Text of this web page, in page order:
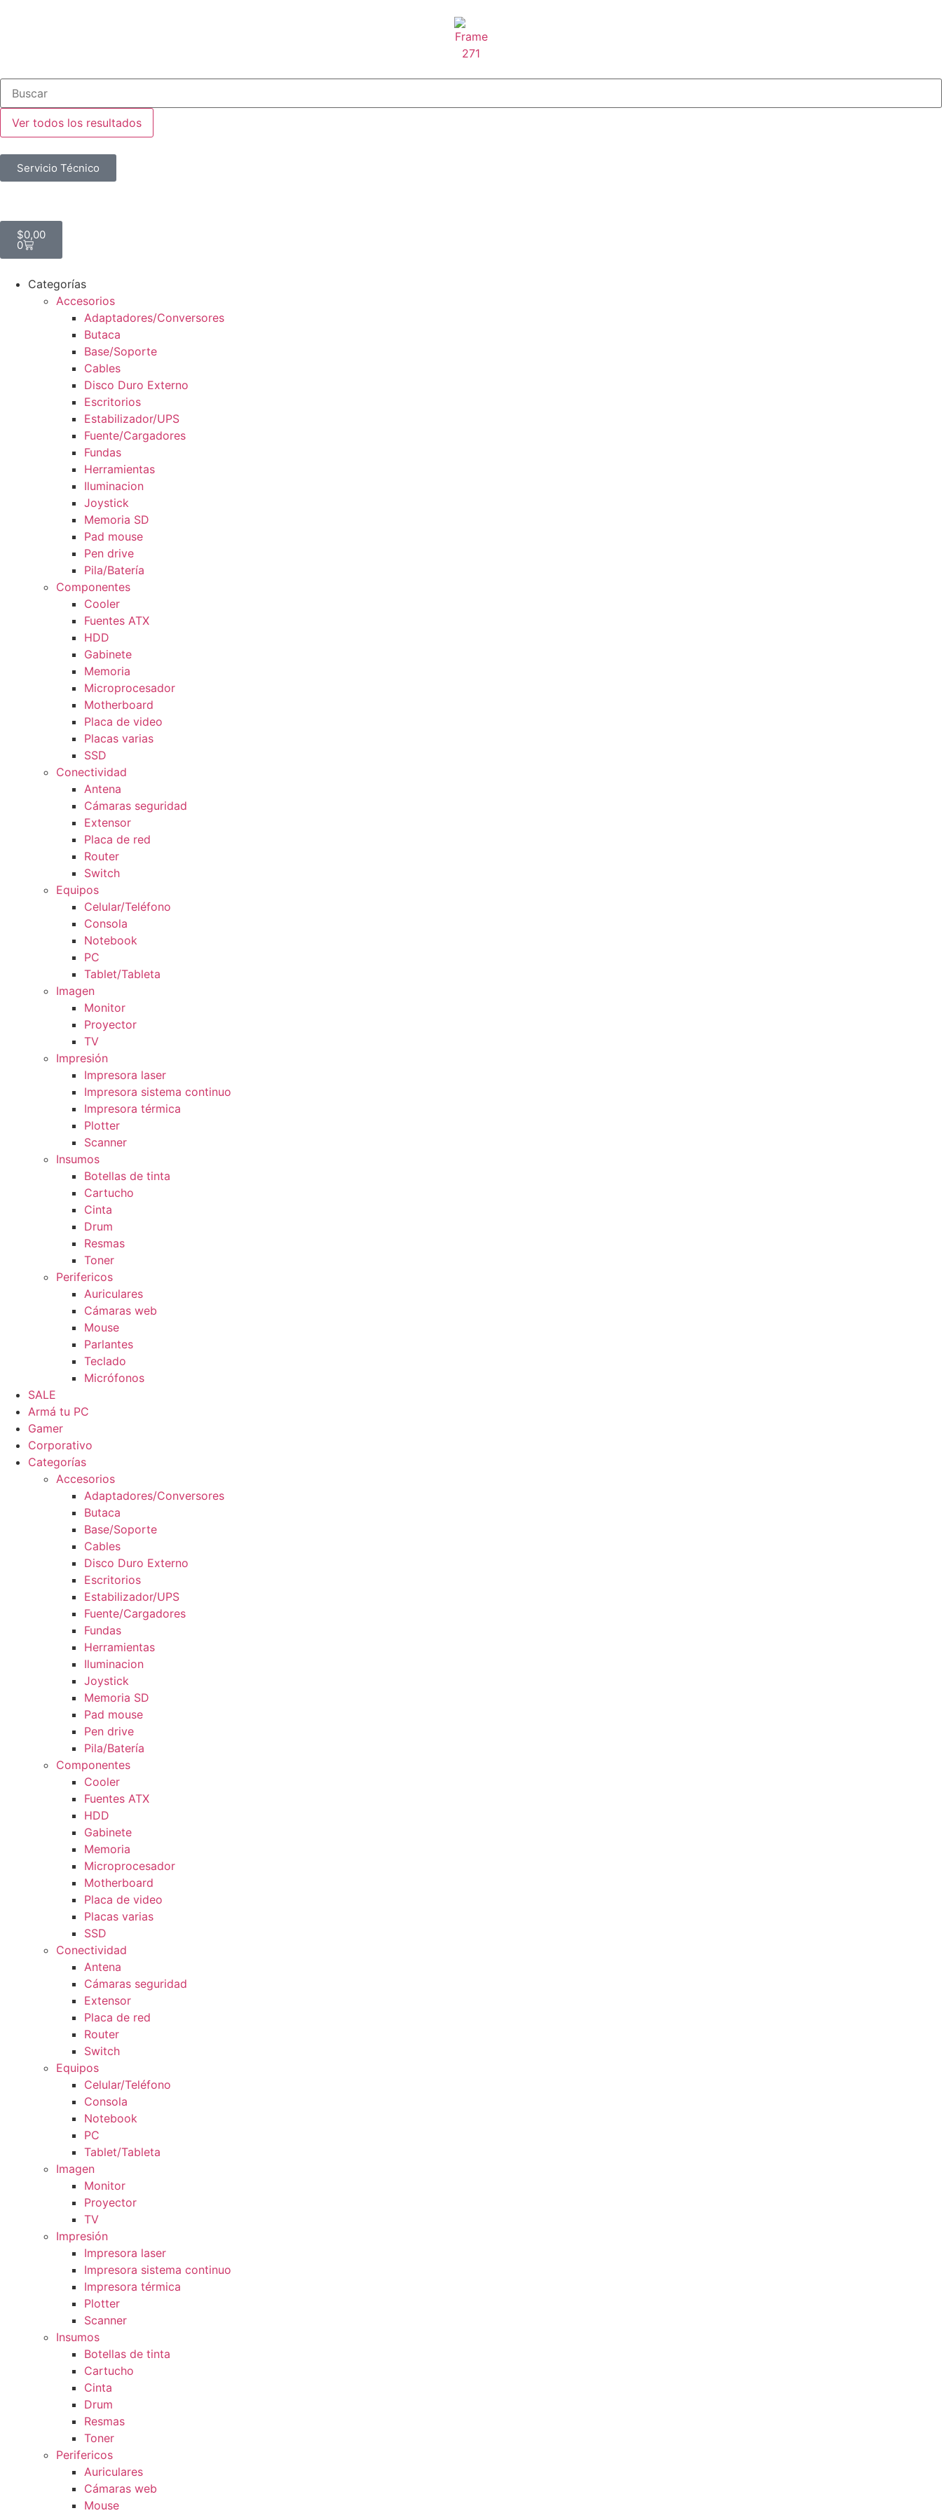
Ver todos los resultados
Servicio Técnico
$0,00
0
Categorías
Accesorios
Adaptadores/Conversores
Butaca
Base/Soporte
Cables
Disco Duro Externo
Escritorios
Estabilizador/UPS
Fuente/Cargadores
Fundas
Herramientas
Iluminacion
Joystick
Memoria SD
Pad mouse
Pen drive
Pila/Batería
Componentes
Cooler
Fuentes ATX
HDD
Gabinete
Memoria
Microprocesador
Motherboard
Placa de video
Placas varias
SSD
Conectividad
Antena
Cámaras seguridad
Extensor
Placa de red
Router
Switch
Equipos
Celular/Teléfono
Consola
Notebook
PC
Tablet/Tableta
Imagen
Monitor
Proyector
TV
Impresión
Impresora laser
Impresora sistema continuo
Impresora térmica
Plotter
Scanner
Insumos
Botellas de tinta
Cartucho
Cinta
Drum
Resmas
Toner
Perifericos
Auriculares
Cámaras web
Mouse
Parlantes
Teclado
Micrófonos
SALE
Armá tu PC
Gamer
Corporativo
Categorías
Accesorios
Adaptadores/Conversores
Butaca
Base/Soporte
Cables
Disco Duro Externo
Escritorios
Estabilizador/UPS
Fuente/Cargadores
Fundas
Herramientas
Iluminacion
Joystick
Memoria SD
Pad mouse
Pen drive
Pila/Batería
Componentes
Cooler
Fuentes ATX
HDD
Gabinete
Memoria
Microprocesador
Motherboard
Placa de video
Placas varias
SSD
Conectividad
Antena
Cámaras seguridad
Extensor
Placa de red
Router
Switch
Equipos
Celular/Teléfono
Consola
Notebook
PC
Tablet/Tableta
Imagen
Monitor
Proyector
TV
Impresión
Impresora laser
Impresora sistema continuo
Impresora térmica
Plotter
Scanner
Insumos
Botellas de tinta
Cartucho
Cinta
Drum
Resmas
Toner
Perifericos
Auriculares
Cámaras web
Mouse